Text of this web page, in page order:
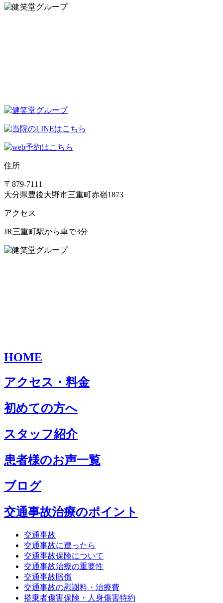
住所
〒879-7111
大分県豊後大野市三重町赤嶺1873
アクセス
JR三重町駅から車で3分
HOME
アクセス・料金
初めての方へ
スタッフ紹介
患者様のお声一覧
ブログ
交通事故治療のポイント
交通事故
交通事故に遭ったら
交通事故保険について
交通事故治療の重要性
交通事故賠償
交通事故の慰謝料・治療費
搭乗者傷害保険・人身傷害特約